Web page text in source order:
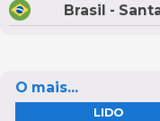
O mais...
LIDO